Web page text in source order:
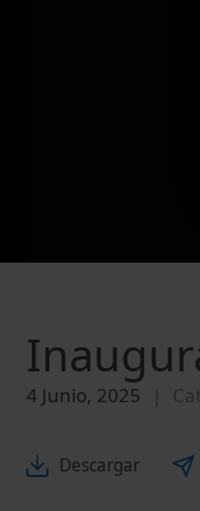
4 Junio, 2025
Descargar